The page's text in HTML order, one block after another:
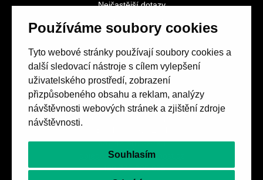
Používáme soubory cookies
Tyto webové stránky používají soubory cookies a
další sledovací nástroje s cílem vylepšení
uživatelského prostředí, zobrazení
přizpůsobeného obsahu a reklam, analýzy
návštěvnosti webových stránek a zjištění zdroje
návštěvnosti.
Souhlasím
Nejčastější dotazy
Obchodní podmínky
Spolek přátel vydávání
657 42 Brno-střed
objednavky@casopishost.cz
+420 775 995 695